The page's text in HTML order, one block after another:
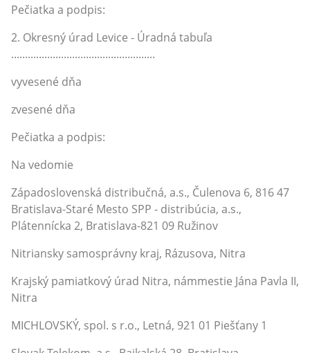
Pečiatka a podpis:
2. Okresný úrad Levice - Úradná tabuľa
....................................................
vyvesené dňa
zvesené dňa
Pečiatka a podpis:
Na vedomie
Západoslovenská distribučná, a.s., Čulenova 6, 816 47
Bratislava-Staré Mesto SPP - distribúcia, a.s.,
Plátennícka 2, Bratislava-821 09 Ružinov
Nitriansky samosprávny kraj, Rázusova, Nitra
Krajský pamiatkový úrad Nitra, námmestie Jána Pavla II,
Nitra
MICHLOVSKÝ, spol. s r.o., Letná, 921 01 Piešťany 1